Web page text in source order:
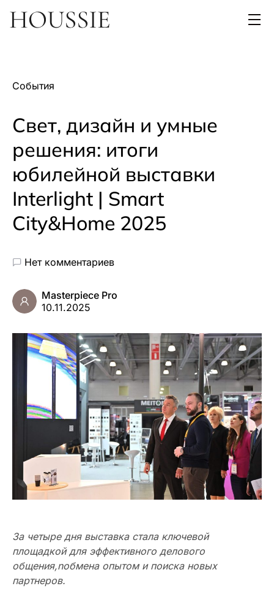
События
Свет, дизайн и умные
решения: итоги
юбилейной выставки
Interlight | Smart
City&Home 2025
Нет комментариев
Masterpiece Pro
10.11.2025
За четыре дня выставка стала ключевой
площадкой для эффективного делового
общения,nобмена опытом и поиска новых
партнеров.